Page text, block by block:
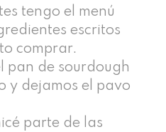
tengo el menú
escritos
comprar.
pan de sourdough
y dejamos el pavo
parte de las